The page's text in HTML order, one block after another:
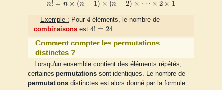
n! = n × (n − 1) × (n − 2) × ⋯ × 2 × 1
Exemple : Pour 4
4éléments, le nombre de
combinaisons est 4! = 24
4! =24
Comment compter les permutations
distinctes ?
Lorsqu'un ensemble contient des éléments répétés,
certaines permutations sont identiques. Le nombre de
permutations distinctes est alors donné par la formule :